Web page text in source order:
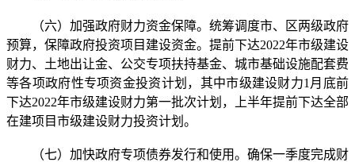
（六）加强政府财力资金保障。统筹调度市、区两级政府
预算，保障政府投资项目建设资金。提前下达2022年市级建设
财力、土地出让金、公交专项扶持基金、城市基础设施配套费
等各项政府性专项资金投资计划，其中市级建设财力1月底前
下达2022年市级建设财力第一批次计划，上半年提前下达全部
在建项目市级建设财力投资计划。
（七）加快政府专项债券发行和使用。确保一季度完成财